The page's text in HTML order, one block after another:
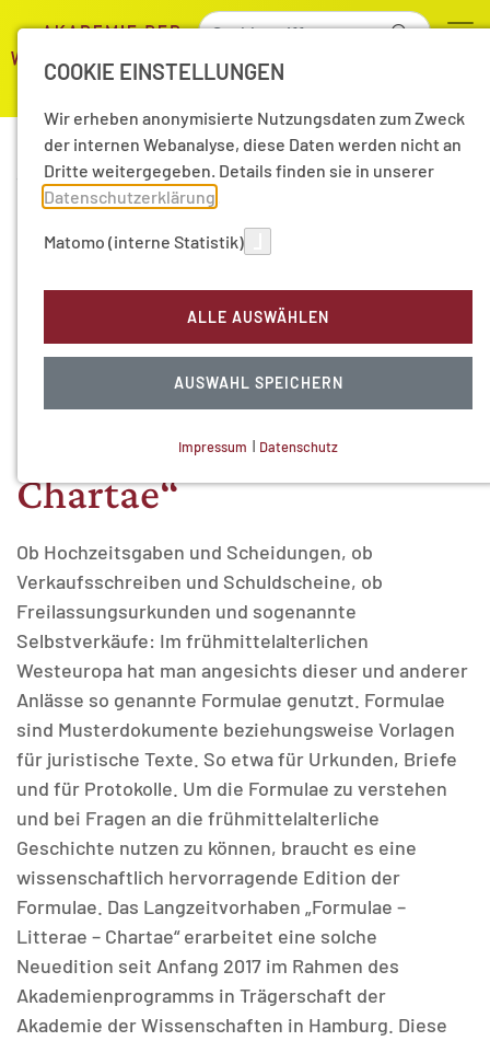
18.03.2024 | Aktuelle Nachrichten
„Wissenschaft als
Kompass“: Podcast-Folge
zum
„Formulae – Litterae –
Chartae“
Ob Hochzeitsgaben und Scheidungen, ob
Verkaufsschreiben und Schuldscheine, ob
Freilassungsurkunden und sogenannte
Selbstverkäufe: Im frühmittelalterlichen
Westeuropa hat man angesichts dieser und anderer
Anlässe so genannte Formulae genutzt. Formulae
sind Musterdokumente beziehungsweise Vorlagen
für juristische Texte. So etwa für Urkunden, Briefe
und für Protokolle. Um die Formulae zu verstehen
und bei Fragen an die frühmittelalterliche
Geschichte nutzen zu können, braucht es eine
wissenschaftlich hervorragende Edition der
Formulae. Das Langzeitvorhaben „Formulae –
Litterae – Chartae“ erarbeitet eine solche
Neuedition seit Anfang 2017 im Rahmen des
Akademienprogramms in Trägerschaft der
Akademie der Wissenschaften in Hamburg. Diese
COOKIE EINSTELLUNGEN
Wir erheben anonymisierte Nutzungsdaten zum Zweck
der internen Webanalyse, diese Daten werden nicht an
Dritte weitergegeben. Details finden sie in unserer
Datenschutzerklärung
Matomo (interne Statistik)
ALLE AUSWÄHLEN
AUSWAHL SPEICHERN
Technisch notwendig.
MATOMO (INTERNE STATISTIK)
Statistik Cookies erfassen Informationen anonym.
Diese Informationen helfen uns zu verstehen, wie
unsere Besucher unsere Website nutzen.
Matomo
Impressum | Datenschutz